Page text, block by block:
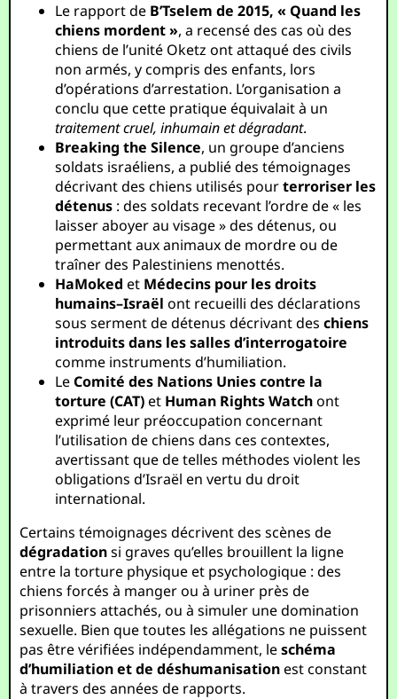
Le rapport de B’Tselem de 2015, « Quand les
chiens mordent », a recensé des cas où des
chiens de l’unité Oketz ont attaqué des civils
non armés, y compris des enfants, lors
d’opérations d’arrestation. L’organisation a
conclu que cette pratique équivalait à un
traitement cruel, inhumain et dégradant.
Breaking the Silence, un groupe d’anciens
soldats israéliens, a publié des témoignages
décrivant des chiens utilisés pourterroriser les
détenus : des soldats recevant l’ordre de « les
laisser aboyer au visage » des détenus, ou
permettant aux animaux de mordre ou de
traîner des Palestiniens menottés.
HaMoked et Médecins pour les droits
humains–Israël ont recueilli des déclarations
sous serment de détenus décrivant deschiens
introduits dans les salles d’interrogatoire
comme instruments d’humiliation.
LeComité des Nations Unies contre la
torture (CAT)et Human Rights Watchont
exprimé leur préoccupation concernant
l’utilisation de chiens dans ces contextes,
avertissant que de telles méthodes violent les
obligations d’Israël en vertu du droit
international.
Certains témoignages décrivent des scènes de
dégradationsi graves qu’elles brouillent la ligne
entre la torture physique et psychologique : des
chiens forcés à manger ou à uriner près de
prisonniers attachés, ou à simuler une domination
sexuelle. Bien que toutes les allégations ne puissent
pas être vérifiées indépendamment, leschéma
d’humiliation et de déshumanisationest constant
à travers des années de rapports.